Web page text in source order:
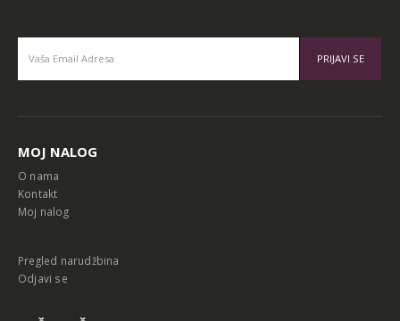
MOJ NALOG
O nama
Kontakt
Moj nalog
Pregled narudžbina
Odjavi se